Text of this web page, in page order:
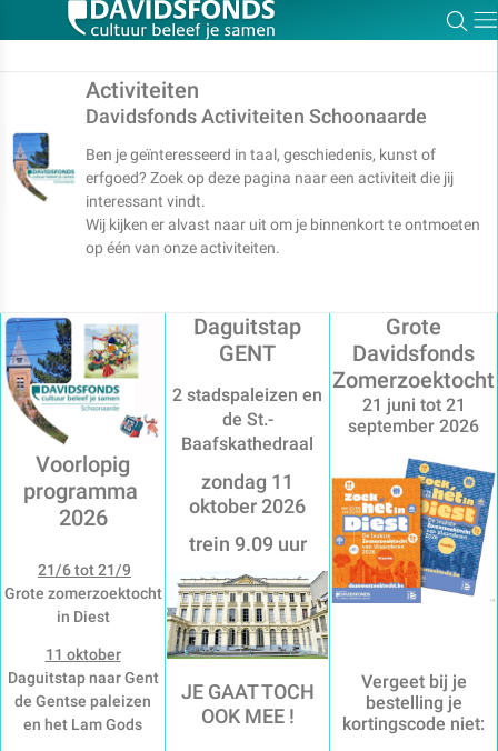
Activiteiten
Davidsfonds Activiteiten Schoonaarde
Ben je geïnteresseerd in taal, geschiedenis, kunst of
erfgoed? Zoek op deze pagina naar een activiteit die jij
interessant vindt.
Wij kijken er alvast naar uit om je binnenkort te ontmoeten
op één van onze activiteiten.
Voorlopig
programma
2026
21/6 tot 21/9
Grote zomerzoektocht
in Diest
11 oktober
Daguitstap naar Gent
de Gentse paleizen
en het Lam Gods
Daguitstap
GENT
2 stadspaleizen en
de St.-
Baafskathedraal
zondag 11
oktober 2026
trein 9.09 uur
JE GAAT TOCH
OOK MEE !
Grote
Davidsfonds
Zomerzoektocht
21 juni tot 21
september 2026
Vergeet bij je
bestelling je
kortingscode niet:
Zoek: